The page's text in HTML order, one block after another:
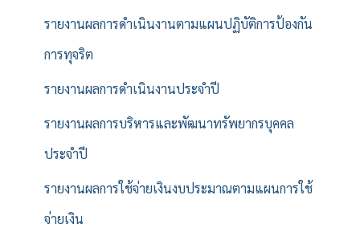
รายงานผลการดำเนินงานตามแผนปฏิบัติการป้องกัน
การทุจริต
รายงานผลการดำเนินงานประจำปี
รายงานผลการบริหารและพัฒนาทรัพยากรบุคคล
ประจำปี
รายงานผลการใช้จ่ายเงินงบประมาณตามแผนการใช้
จ่ายเงิน